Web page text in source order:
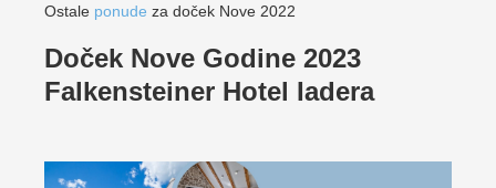
Ostale ponude za doček Nove 2022
Doček Nove Godine 2023
Falkensteiner Hotel Iadera